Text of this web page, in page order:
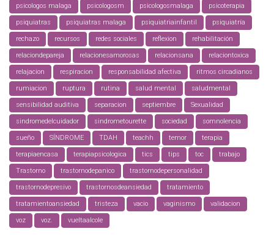
psicologos malaga psicologosm psicologosmalaga psicoterapia
psiquiatras psiquiatras malaga psiquiatriainfantil psiquiatría
rechazo recursos redes sociales reflexion rehabilitación
relaciondepareja relacionesamorosas relacionsana relaciontoxica
relajacion respiracion responsabilidad afectiva ritmos circadianos
rumiacion ruptura rutina salud mental saludmental
sensibilidad auditiva separacion septiembre Sexualidad
sindromedelcuidador sindrometourette sociedad somnolencia
sueño SÍNDROME TDAH teachh temor terapia
terapiaencasa terapiapsicologica tics tips toc trabajo
Trastorno trastornodepanico trastornodepersonalidad
trastornodepresivo trastornosdeansiedad tratamiento
tratamientoansiedad tristeza vacio vaginismo validacion
voz voz. vueltaalcole